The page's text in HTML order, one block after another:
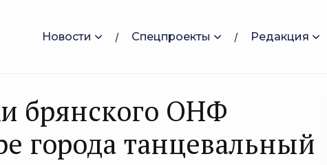
Новости Спецпроекты Редакция
брянского ОНФ
города танцевальный